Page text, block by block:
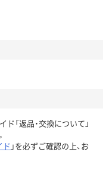
ド「返品・交換について」
ド 」を必ずご確認の上、お